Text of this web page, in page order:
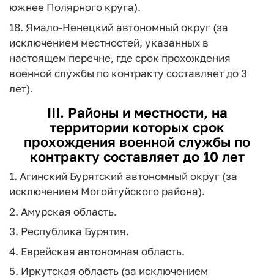
южнее Полярного круга).
18. Ямало-Ненецкий автономный округ (за
исключением местностей, указанных в
настоящем перечне, где срок прохождения
военной службы по контракту составляет до 3
лет).
III. Районы и местности, на
территории которых срок
прохождения военной службы по
контракту составляет до 10 лет
1. Агинский Бурятский автономный округ (за
исключением Могойтуйского района).
2. Амурская область.
3. Республика Бурятия.
4. Еврейская автономная область.
5. Иркутская область (за исключением